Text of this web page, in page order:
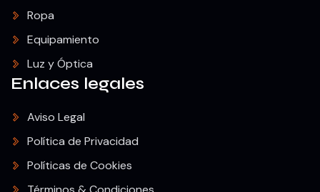
Ropa
Equipamiento
Luz y Óptica
Enlaces legales
Aviso Legal
Política de Privacidad
Políticas de Cookies